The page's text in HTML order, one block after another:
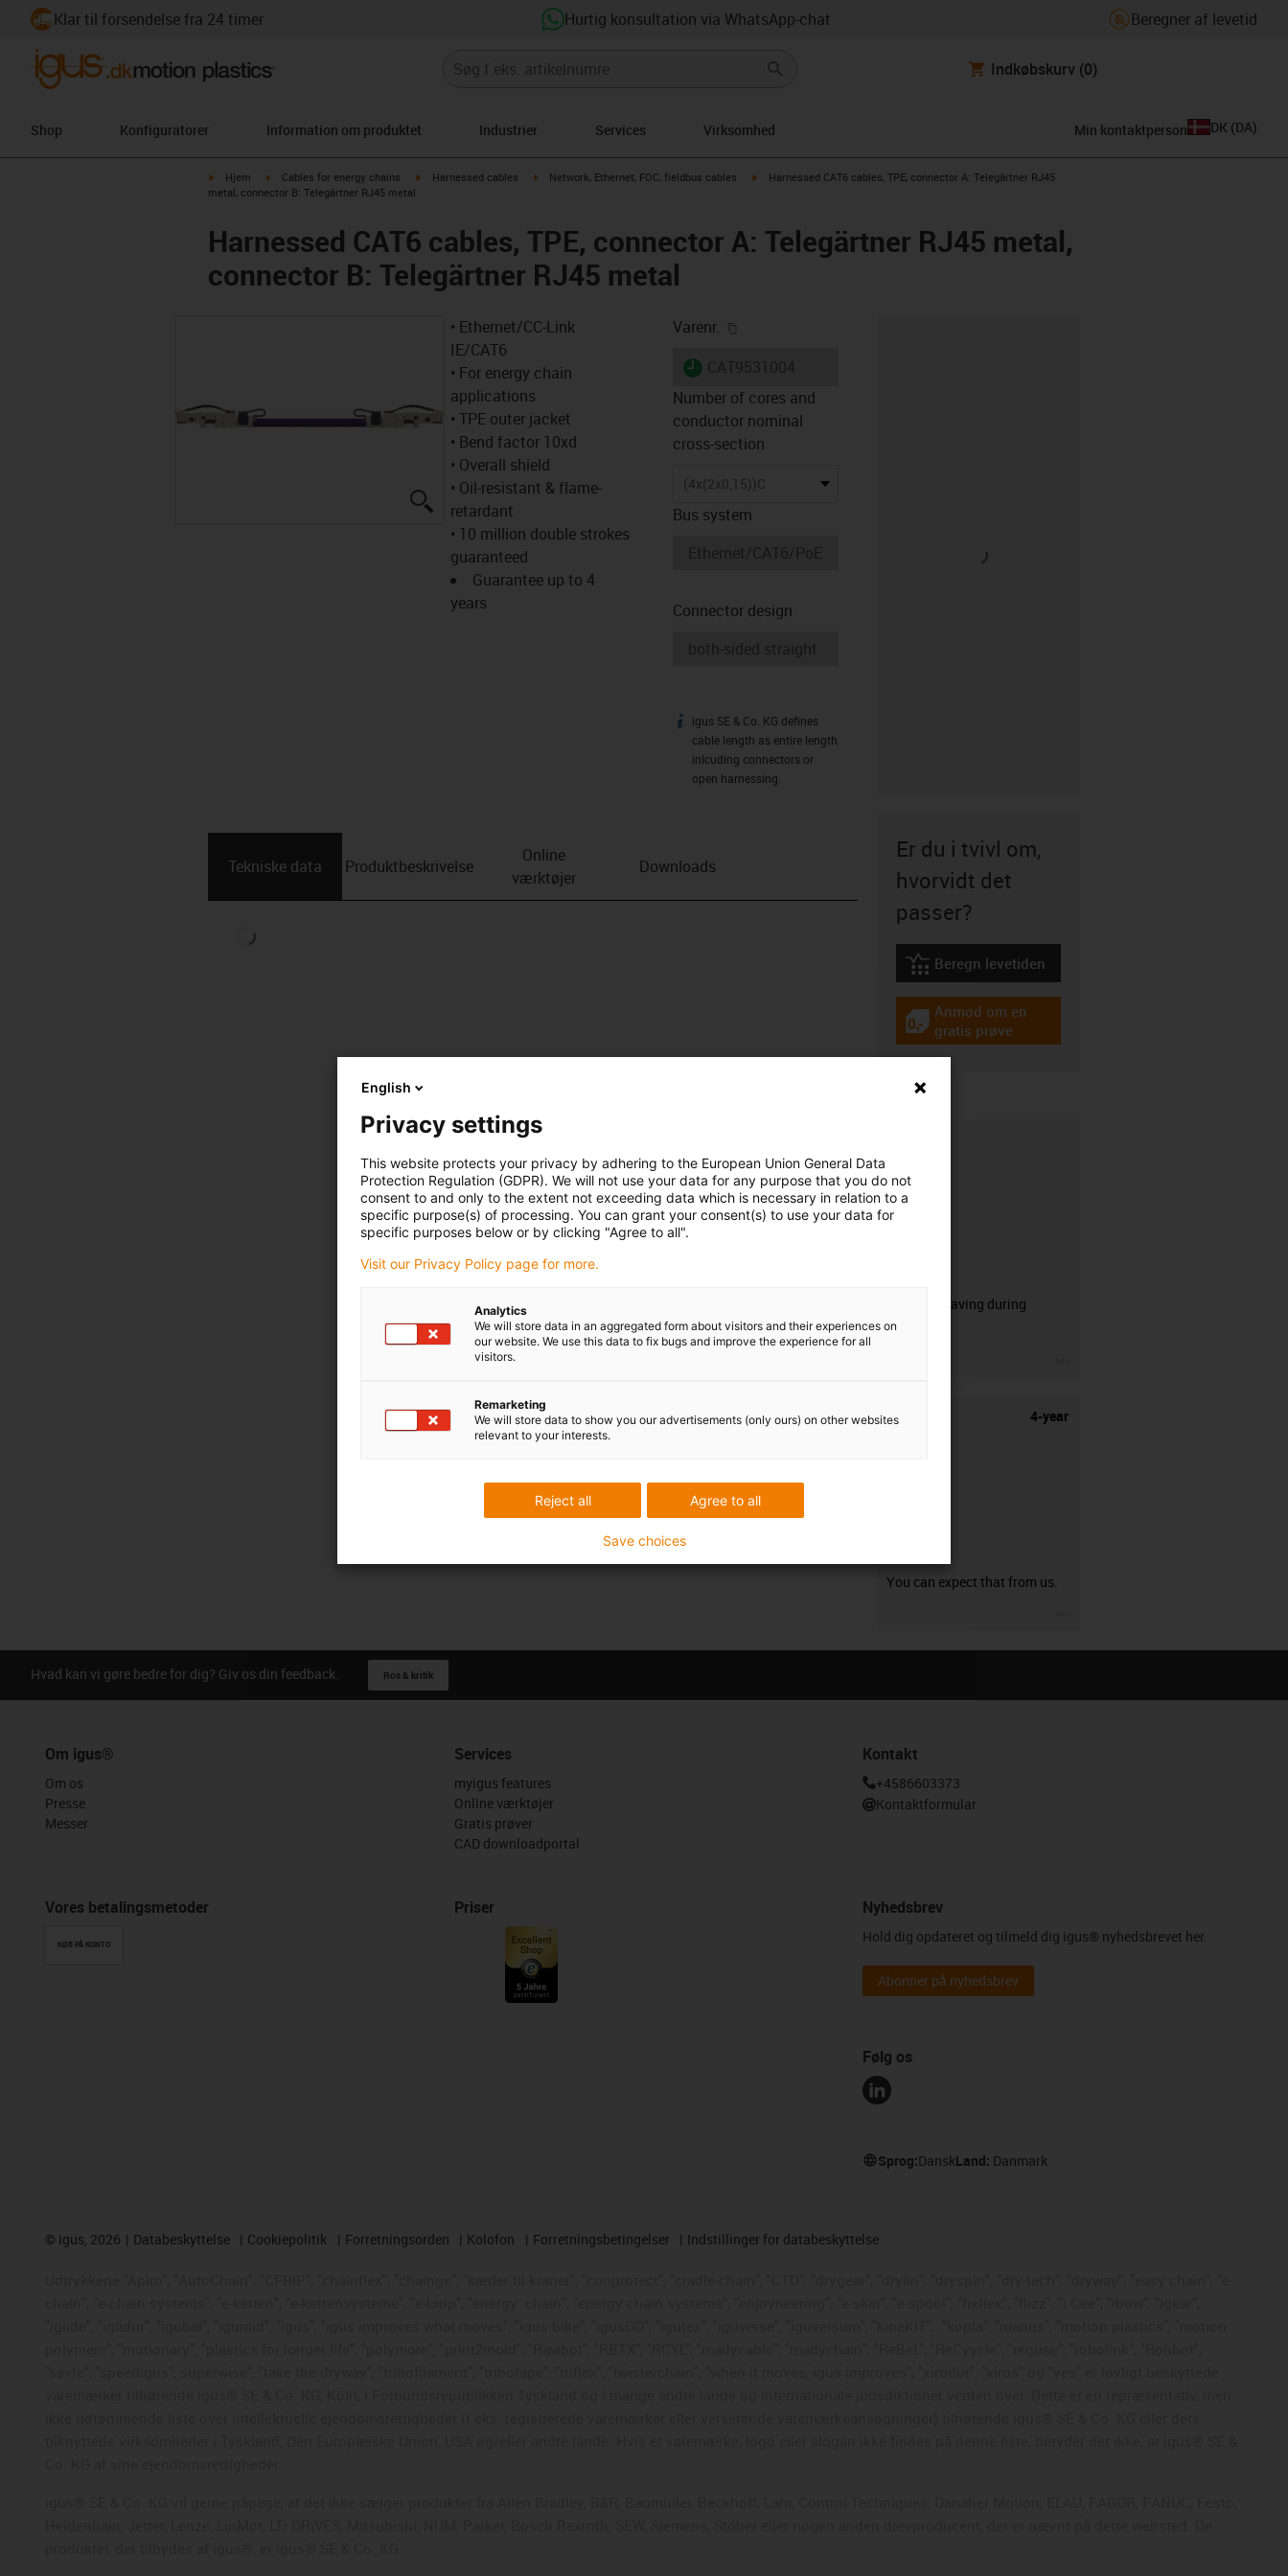
Klar til forsendelse fra 24 timer Hurtig konsultation via WhatsApp-chat Beregner af levetid
Indkøbskurv (0)
Shop Konfiguratorer Information om produktet Industrier Services Virksomhed Min kontaktperson DK (DA)
igus-icon-arrow-right
Hjem igus-icon-arrow-right
Cables for energy chains igus-icon-arrow-right
Harnessed cables igus-icon-arrow-right
Network, Ethernet, FOC, fieldbus cables igus-icon-arrow-right
Harnessed CAT6 cables, TPE, connector A: Telegärtner RJ45
metal, connector B: Telegärtner RJ45 metal
Harnessed CAT6 cables, TPE, connector A: Telegärtner RJ45 metal,
connector B: Telegärtner RJ45 metal
igus-icon-lupe
• Ethernet/CC-Link
IE/CAT6
• For energy chain
applications
• TPE outer jacket
• Bend factor 10xd
• Overall shield
• Oil-resistant & flame-
retardant
• 10 million double strokes
guaranteed
Guarantee up to 4
years
Varenr.
igus-icon-lieferzeit
Number of cores and
conductor nominal
cross-section
(4x(2x0,15))C
Bus system
Connector design
igus-icon-info
igus SE & Co. KG defines
cable length as entire length
inlcuding connectors or
open harnessing.
Tekniske data Produktbeskrivelse
Online
værktøjer
Downloads
Er du i tvivl om,
hvorvidt det
passer?
igus-icon-lebensdauerrechner
Beregn levetiden
igus-icon-gratismuster
Anmod om en
gratis prøve
50% time saving during
stripping.
4-year
You can expect that from us.
Hvad kan vi gøre bedre for dig? Giv os din feedback. Ros & kritik
Om igus®
Om os
Presse
Messer
Vores betalingsmetoder
KØB PÅ KONTO
Services
myigus features
Online værktøjer
Gratis prøver
CAD downloadportal
Priser
Kontakt
+4586603373
Kontaktformular
Nyhedsbrev
Hold dig opdateret og tilmeld dig igus® nyhedsbrevet her.
Abonner på nyhedsbrev
Følg os
Sprog:DanskLand: Danmark
© igus, 2026 Databeskyttelse Cookiepolitik Forretningsorden Kolofon Forretningsbetingelser Indstillinger for databeskyttelse
English
Privacy settings
This website protects your privacy by adhering to the European Union General Data
Protection Regulation (GDPR). We will not use your data for any purpose that you do not
consent to and only to the extent not exceeding data which is necessary in relation to a
specific purpose(s) of processing. You can grant your consent(s) to use your data for
specific purposes below or by clicking "Agree to all".
Visit our Privacy Policy page for more.
Analytics
We will store data in an aggregated form about visitors and their experiences on
our website. We use this data to fix bugs and improve the experience for all
visitors.
Remarketing
We will store data to show you our advertisements (only ours) on other websites
relevant to your interests.
Agree to all
Reject all
Save choices